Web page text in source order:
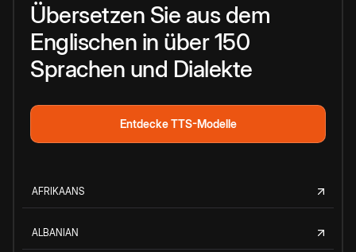
Übersetzen Sie aus dem
Englischen in über 150
Sprachen und Dialekte
Entdecke TTS-Modelle
AFRIKAANS
ALBANIAN